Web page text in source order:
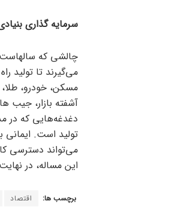
سرمایه گذاری
چالشی که سالهاست
می‌گیرند تا تولید
مسکن، خودرو، طلا،
آشفته بازار، جیب
دغدغه‌هایی که در
تولید است. ایمانی
می‌تواند دسترسی
این مساله، در
برچسب ها: اقتصاد